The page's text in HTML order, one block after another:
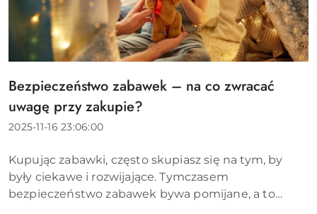
Tytuł
Bezpieczeństwo zabawek – na co zwracać
uwagę przy zakupie?
Data
2025-11-16 23:06:00
Treść
artykułu:
Kupując zabawki, często skupiasz się na tym, by
były ciekawe i rozwijające. Tymczasem
bezpieczeństwo zabawek bywa pomijane, a to